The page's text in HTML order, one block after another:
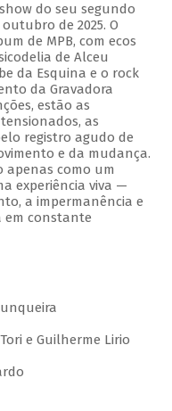
do seu segundo
de 2025. O
de MPB, com ecos
de Alceu
da Esquina e o rock
da Gravadora
estão as
as
registro agudo de
e da mudança.
apenas como um
experiência viva —
a impermanência e
em constante
e Guilherme Lirio